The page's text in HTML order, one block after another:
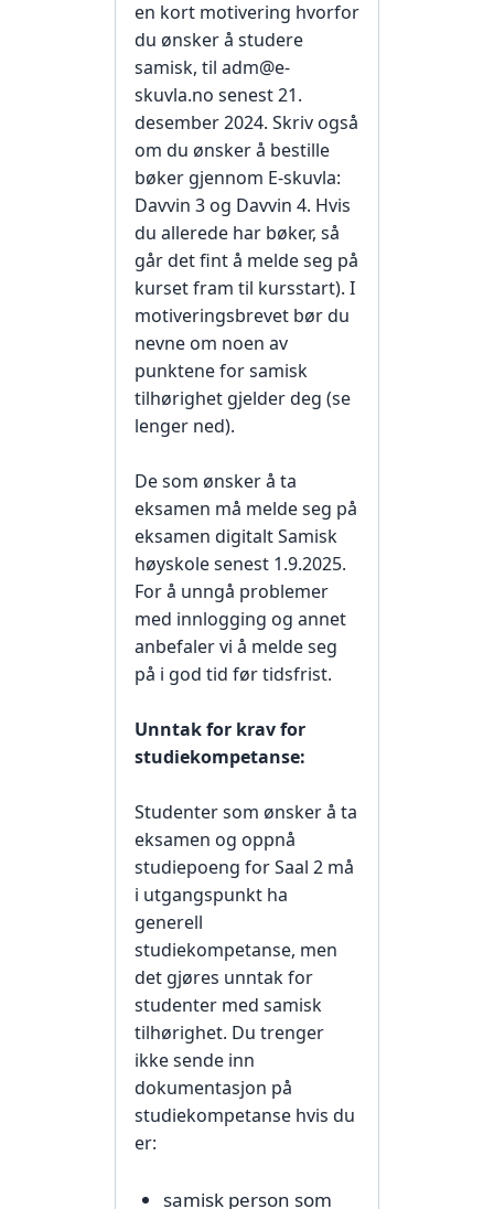
en kort motivering hvorfor
du ønsker å studere
samisk, til adm@e-
skuvla.no senest 21.
desember 2024. Skriv også
om du ønsker å bestille
bøker gjennom E-skuvla:
Davvin 3 og Davvin 4. Hvis
du allerede har bøker, så
går det fint å melde seg på
kurset fram til kursstart). I
motiveringsbrevet bør du
nevne om noen av
punktene for samisk
tilhørighet gjelder deg (se
lenger ned).
De som ønsker å ta
eksamen må melde seg på
eksamen digitalt Samisk
høyskole senest 1.9.2025.
For å unngå problemer
med innlogging og annet
anbefaler vi å melde seg
på i god tid før tidsfrist.
Unntak for krav for
studiekompetanse:
Studenter som ønsker å ta
eksamen og oppnå
studiepoeng for Saal 2 må
i utgangspunkt ha
generell
studiekompetanse, men
det gjøres unntak for
studenter med samisk
tilhørighet. Du trenger
ikke sende inn
dokumentasjon på
studiekompetanse hvis du
er:
samisk person som